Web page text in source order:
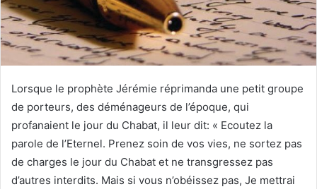
Lorsque le prophète Jérémie réprimanda une petit groupe
de porteurs, des déménageurs de l’époque, qui
profanaient le jour du Chabat, il leur dit: « Ecoutez la
parole de l’Eternel. Prenez soin de vos vies, ne sortez pas
de charges le jour du Chabat et ne transgressez pas
d’autres interdits. Mais si vous n’obéissez pas, Je mettrai